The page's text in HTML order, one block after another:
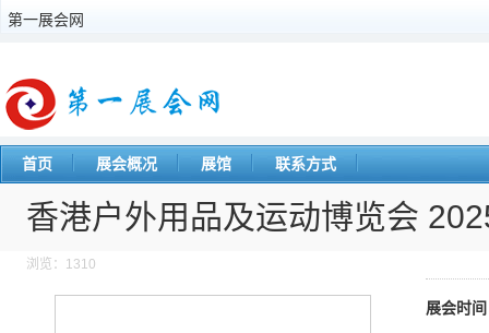
第一展会网
首页 展会概况 展馆 联系方式
香港户外用品及运动博览会
浏览：1310
展会时